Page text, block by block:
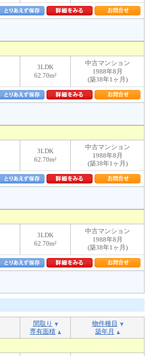
3LDK
62.70m²
中古マンション
1988年8月
(築38年1ヶ月)
3LDK
62.70m²
中古マンション
1988年8月
(築38年1ヶ月)
3LDK
62.70m²
中古マンション
1988年8月
(築38年1ヶ月)
間取り
専有面積
物件種目
築年月